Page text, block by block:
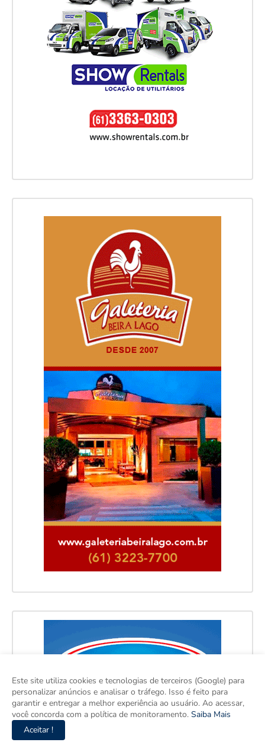
Este site utiliza cookies e tecnologias de terceiros (Google) para
personalizar anúncios e analisar o tráfego. Isso é feito para
garantir e entregar a melhor experiência ao usuário. Ao acessar,
você concorda com a política de monitoramento. Saiba Mais
Aceitar !